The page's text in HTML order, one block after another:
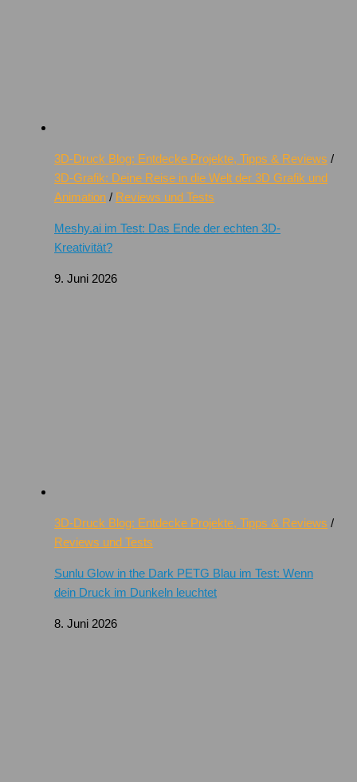
3D-Druck Blog: Entdecke Projekte, Tipps & Reviews /
3D-Grafik: Deine Reise in die Welt der 3D Grafik und
Animation / Reviews und Tests
Meshy.ai im Test: Das Ende der echten 3D-
Kreativität?
9. Juni 2026
3D-Druck Blog: Entdecke Projekte, Tipps & Reviews /
Reviews und Tests
Sunlu Glow in the Dark PETG Blau im Test: Wenn
dein Druck im Dunkeln leuchtet
8. Juni 2026